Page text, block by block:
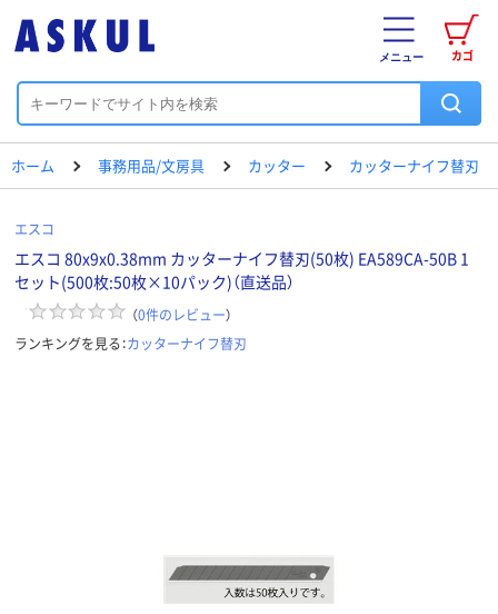
カゴ
メニュー
ホーム 事務用品/文房具 カッター カッターナイフ替刃
エスコ
エスコ 80x9x0.38mm カッターナイフ替刃(50枚) EA589CA-50B 1
セット(500枚:50枚×10パック)（直送品）
（0件のレビュー）
ランキングを見る：カッターナイフ替刃